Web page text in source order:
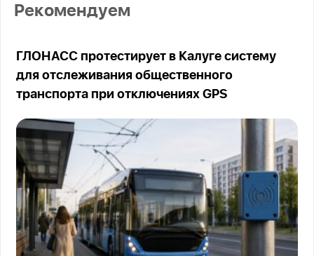
Рекомендуем
ГЛОНАСС протестирует в Калуге систему
для отслеживания общественного
транспорта при отключениях GPS